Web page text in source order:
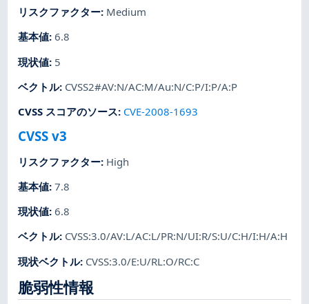
リスクファクター: Medium
基本値:6.8
現状値: 5
ベクトル: CVSS2#AV:N/AC:M/Au:N/C:P/I:P/A:P
CVSS スコアのソース: CVE-2008-1693
CVSS v3
リスクファクター: High
基本値:7.8
現状値:6.8
ベクトル: CVSS:3.0/AV:L/AC:L/PR:N/UI:R/S:U/C:H/I:H/A:H
現状ベクトル: CVSS:3.0/E:U/RL:O/RC:C
脆弱性情報